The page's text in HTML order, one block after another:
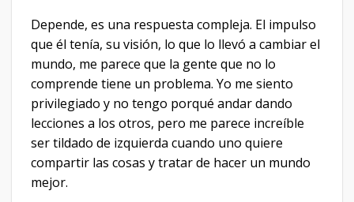
Depende, es una respuesta compleja. El impulso
que él tenía, su visión, lo que lo llevó a cambiar el
mundo, me parece que la gente que no lo
comprende tiene un problema. Yo me siento
privilegiado y no tengo porqué andar dando
lecciones a los otros, pero me parece increíble
ser tildado de izquierda cuando uno quiere
compartir las cosas y tratar de hacer un mundo
mejor.